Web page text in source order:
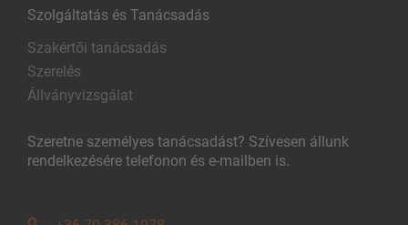
Szolgáltatás és Tanácsadás
Szakértői tanácsadás
Szerelés
Állványvizsgálat
Szeretne személyes tanácsadást? Szívesen állunk
rendelkezésére telefonon és e-mailben is.